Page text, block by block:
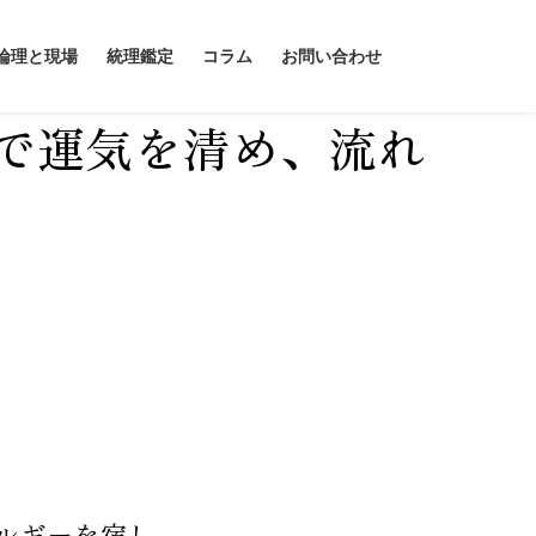
理と現場 統理鑑定 コラム お問い合わせ
運気を清め、流れ